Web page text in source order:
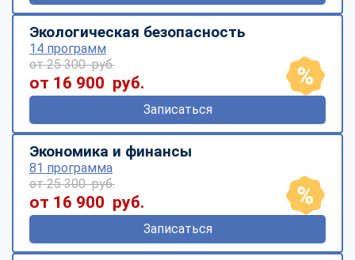
Экологическая безопасность
14 программ
от 25 300 руб.
от 16 900 руб.
Записаться
Экономика и финансы
81 программа
от 25 300 руб.
от 16 900 руб.
Записаться